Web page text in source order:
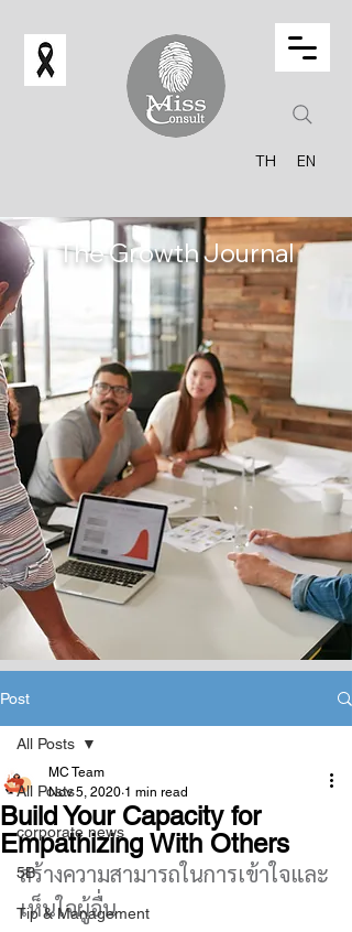
TH EN
The Growth Journal
Post
All Posts
corporate news
5B
Tip & Management
All Posts
Build Your Capacity for
Empathizing With Others
MC Team
Nov 5, 2020 1 min read
สร้างความสามารถในการเข้าใจและ
เห็นใจผู้อื่น